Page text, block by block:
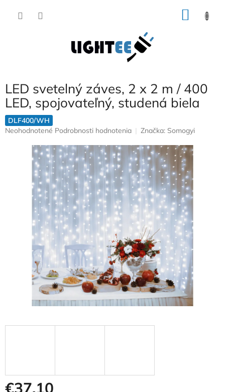
LED svetelný záves, 2 x 2 m / 400
LED, spojovateľný, studená biela
DLF400/WH
Priemerné
hviezdičiek.
Neohodnotené Podrobnosti hodnotenia Značka: Somogyi
€37,10